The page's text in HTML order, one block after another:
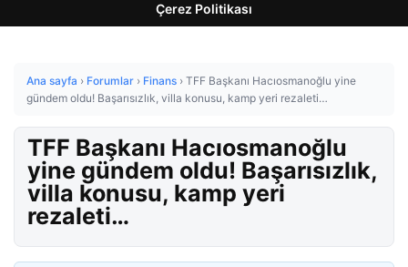
Çerez Politikası
Ana sayfa › Forumlar › Finans › TFF Başkanı Hacıosmanoğlu yine
gündem oldu! Başarısızlık, villa konusu, kamp yeri rezaleti…
TFF Başkanı Hacıosmanoğlu
yine gündem oldu! Başarısızlık,
villa konusu, kamp yeri
rezaleti…